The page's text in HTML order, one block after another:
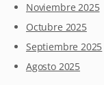
Noviembre 2025
Octubre 2025
Septiembre 2025
Agosto 2025